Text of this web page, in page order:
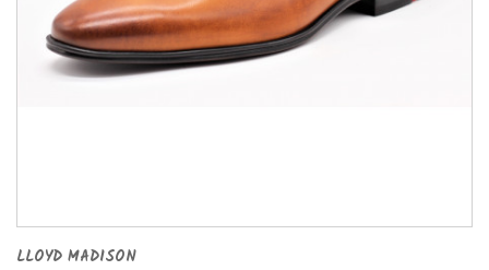
LLOYD MADISON